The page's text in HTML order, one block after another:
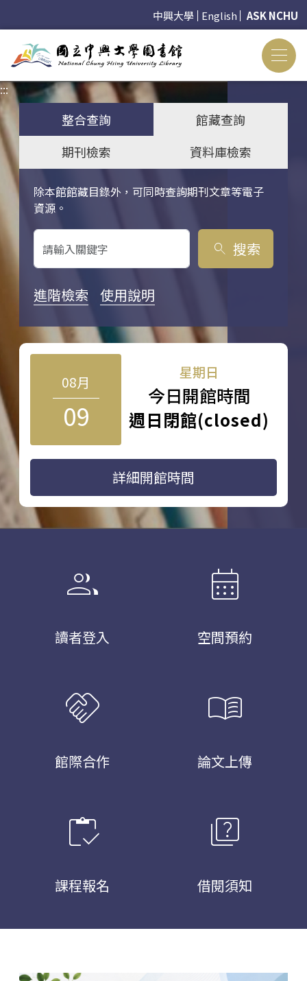
中興大學 English ASK NCHU
:::
整合查詢
館藏查詢
期刊檢索
資料庫檢索
除本館館藏目錄外，可同時查詢期刊文章等電子
資源。
關鍵字搜尋
search 搜索
進階檢索 使用說明
08月
09
星期日
今日開館時間
週日閉館(closed)
詳細開館時間
group
讀者登入
calendar_month
空間預約
handshake
館際合作
menu_book
論文上傳
inventory
課程報名
quiz
借閱須知